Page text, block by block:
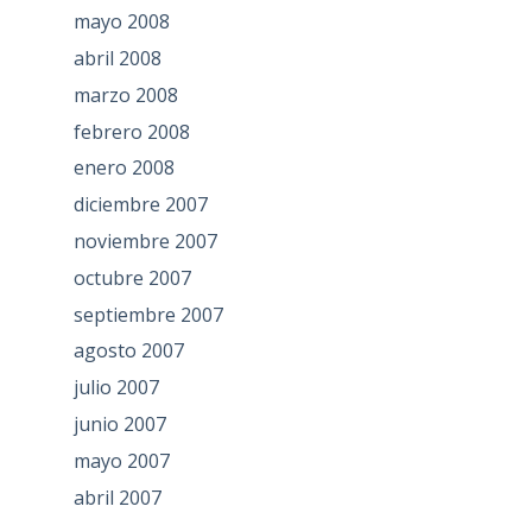
mayo 2008
abril 2008
marzo 2008
febrero 2008
enero 2008
diciembre 2007
noviembre 2007
octubre 2007
septiembre 2007
agosto 2007
julio 2007
junio 2007
mayo 2007
abril 2007